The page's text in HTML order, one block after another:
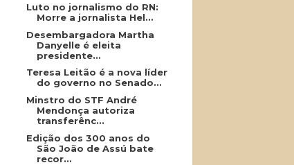
Luto no jornalismo do RN:
Morre a jornalista Hel...
Desembargadora Martha
Danyelle é eleita
presidente...
Teresa Leitão é a nova líder
do governo no Senado...
Minstro do STF André
Mendonça autoriza
transferênc...
Edição dos 300 anos do
São João de Assú bate
recor...